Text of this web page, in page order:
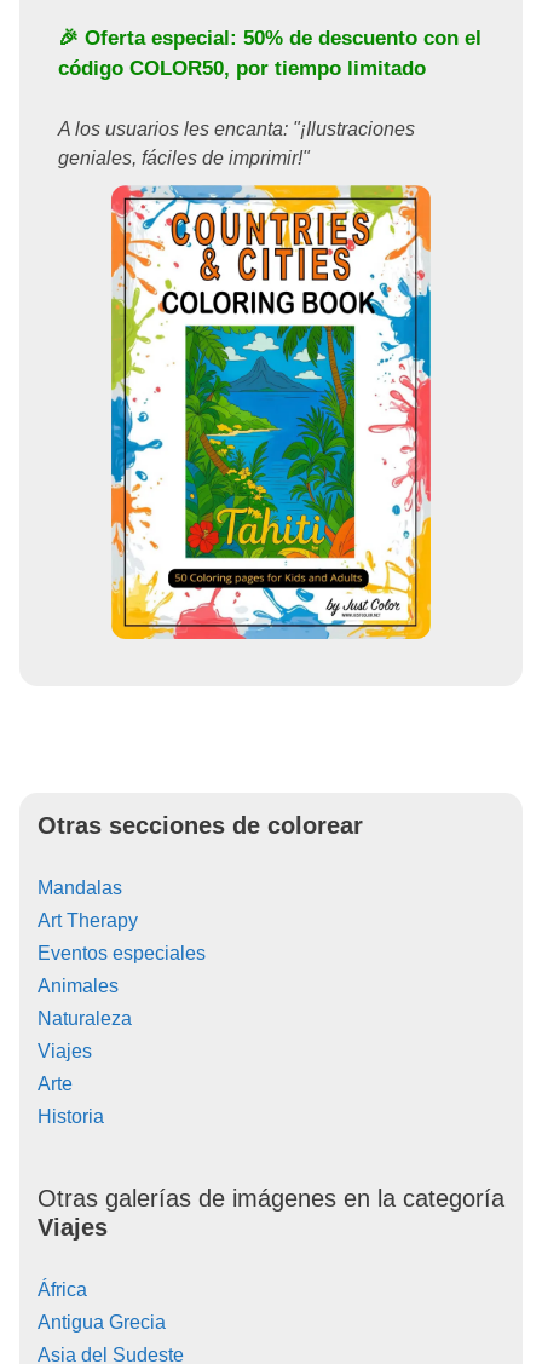
🎉 Oferta especial: 50% de descuento con el
código COLOR50, por tiempo limitado
A los usuarios les encanta: "¡Ilustraciones
geniales, fáciles de imprimir!"
Otras secciones de colorear
Mandalas
Art Therapy
Eventos especiales
Animales
Naturaleza
Viajes
Arte
Historia
Otras galerías de imágenes en la categoría
Viajes
África
Antigua Grecia
Asia del Sudeste